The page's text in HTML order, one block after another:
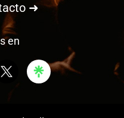
➜
en